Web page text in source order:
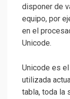
disponer de
equipo, por
en el
Unicode.
Unicode es
utilizada
tabla, toda la